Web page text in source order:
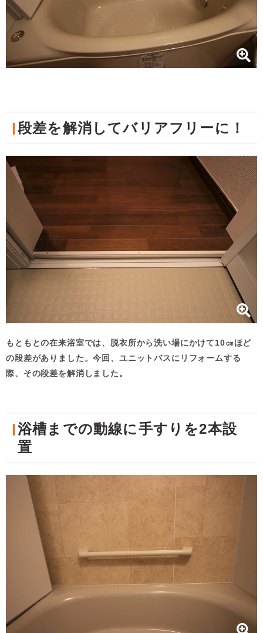
段差を解消してバリアフリーに！
もともとの在来浴室では、脱衣所から洗い場にかけて10㎝ほど
の段差がありました。今回、ユニットバスにリフォームする
際、その段差を解消しました。
浴槽までの動線に手すりを2本設
置